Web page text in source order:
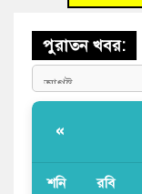
পুরাতন খবর:
«
শনি রবি